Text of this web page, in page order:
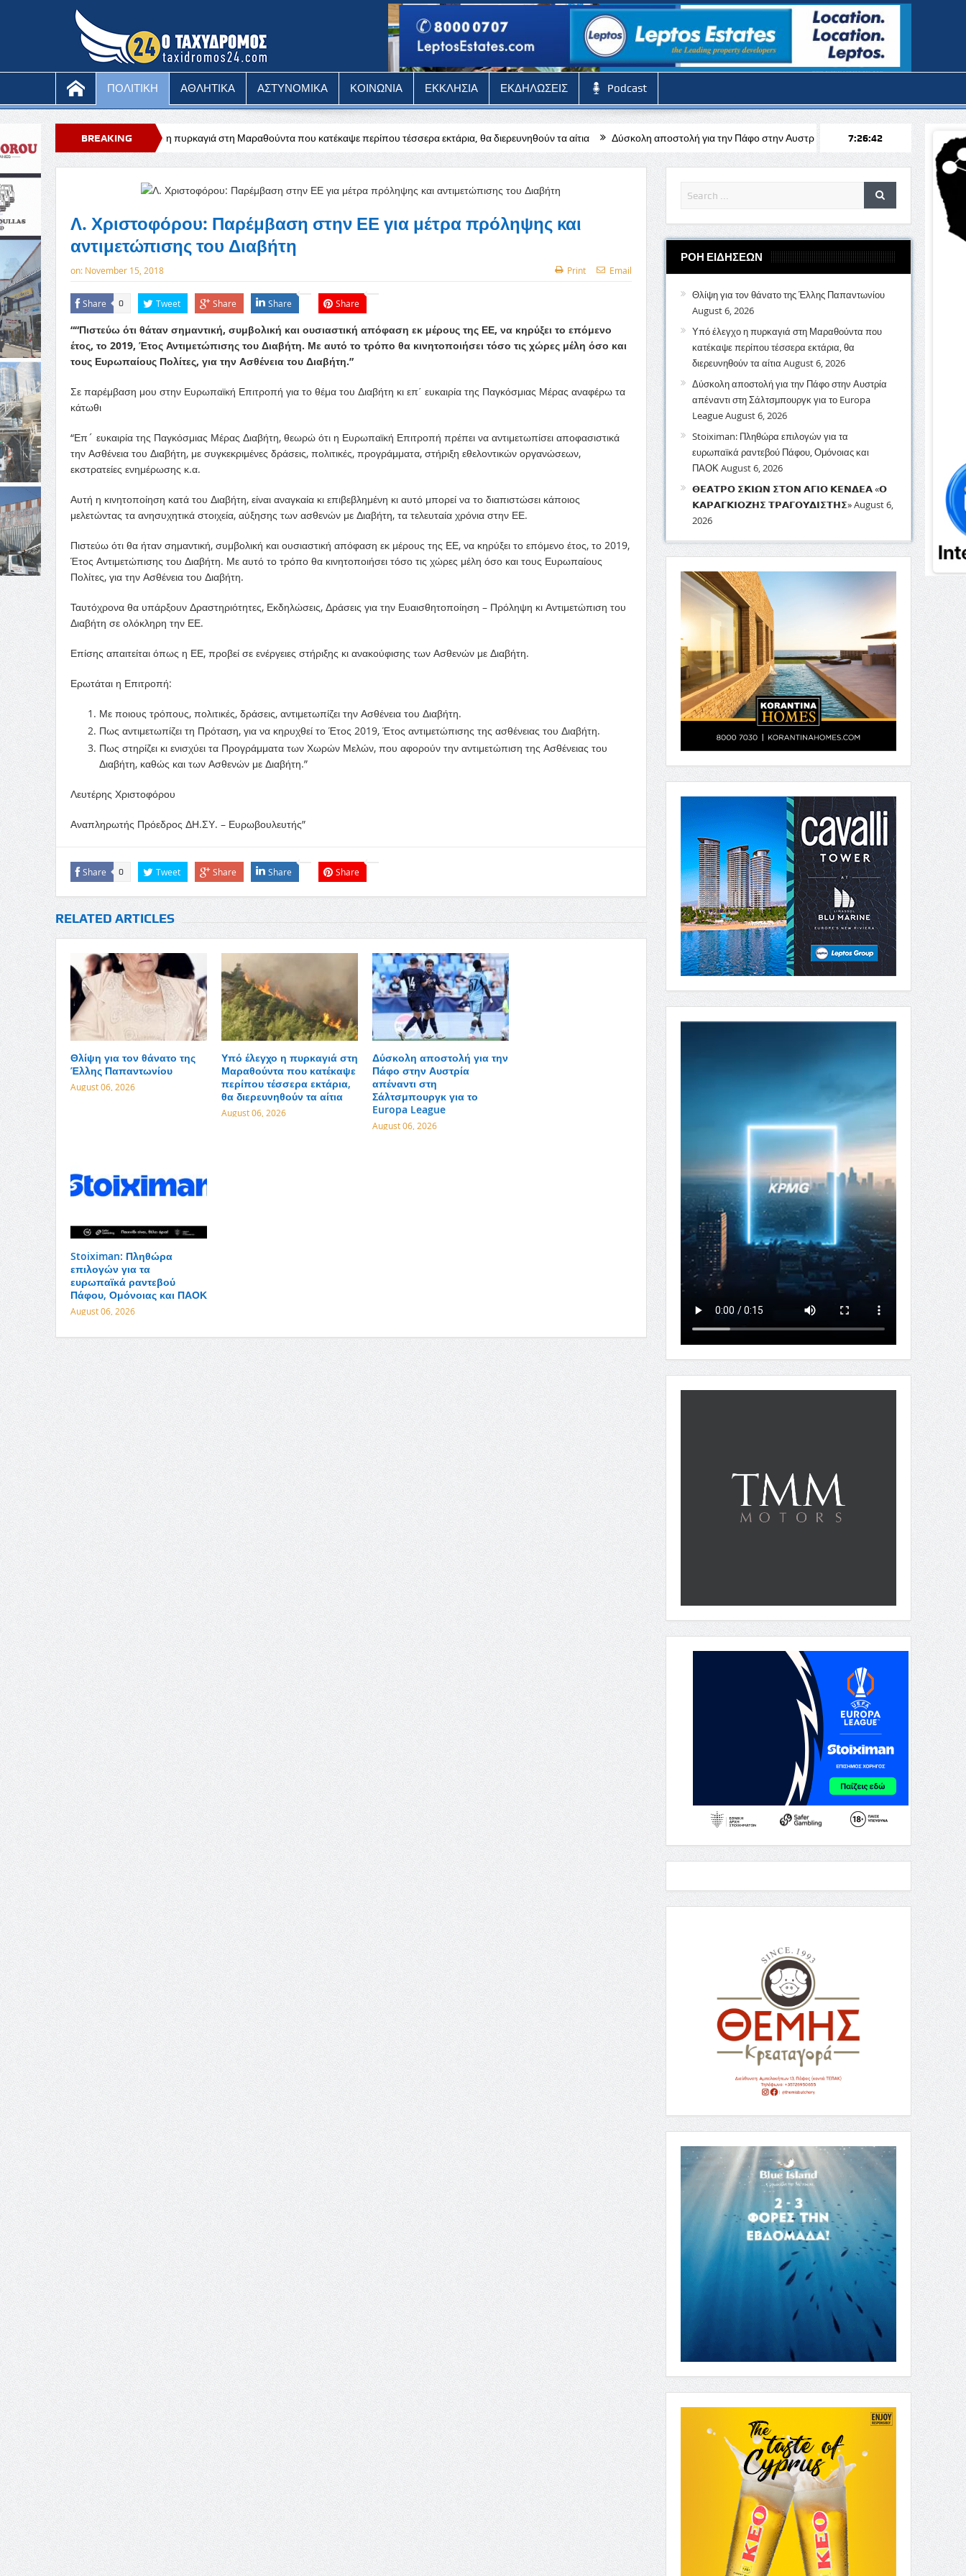
ΠΟΛΙΤΙΚΗ ΑΘΛΗΤΙΚΑ ΑΣΤΥΝΟΜΙΚΑ ΚΟΙΝΩΝΙΑ ΕΚΚΛΗΣΙΑ ΕΚΔΗΛΩΣΕΙΣ Podcast
BREAKING
NEWS
Υπό έλεγχο η πυρκαγιά στη Μαραθούντα που κατέκαψε περίπου τέσσερα εκτάρια, θα διερευνηθούν τα αίτια Δύσκολη αποστολή για την Πάφο στην Αυστρία απέναντι στη Σάλτσμπουργκ για το Europa League
7:26:43
Λ. Χριστοφόρου: Παρέμβαση στην ΕΕ για μέτρα πρόληψης και
αντιμετώπισης του Διαβήτη
on: November 15, 2018 Print Email
Share 0 Tweet Share Share Share
““Πιστεύω ότι θάταν σημαντική, συμβολική και ουσιαστική απόφαση εκ μέρους της ΕΕ, να κηρύξει το επόμενο
έτος, το 2019, Έτος Αντιμετώπισης του Διαβήτη. Με αυτό το τρόπο θα κινητοποιήσει τόσο τις χώρες μέλη όσο και
τους Ευρωπαίους Πολίτες, για την Ασθένεια του Διαβήτη.”
Σε παρέμβαση μου στην Ευρωπαϊκή Επιτροπή για το θέμα του Διαβήτη κι επ΄ ευκαιρία της Παγκόσμιας Μέρας αναφέρω τα
κάτωθι
“Επ´ ευκαιρία της Παγκόσμιας Μέρας Διαβήτη, θεωρώ ότι η Ευρωπαϊκή Επιτροπή πρέπει να αντιμετωπίσει αποφασιστικά
την Ασθένεια του Διαβήτη, με συγκεκριμένες δράσεις, πολιτικές, προγράμματα, στήριξη εθελοντικών οργανώσεων,
εκστρατείες ενημέρωσης κ.α.
Αυτή η κινητοποίηση κατά του Διαβήτη, είναι αναγκαία κι επιβεβλημένη κι αυτό μπορεί να το διαπιστώσει κάποιος
μελετώντας τα ανησυχητικά στοιχεία, αύξησης των ασθενών με Διαβήτη, τα τελευταία χρόνια στην ΕΕ.
Πιστεύω ότι θα ήταν σημαντική, συμβολική και ουσιαστική απόφαση εκ μέρους της ΕΕ, να κηρύξει το επόμενο έτος, το 2019,
Έτος Αντιμετώπισης του Διαβήτη. Με αυτό το τρόπο θα κινητοποιήσει τόσο τις χώρες μέλη όσο και τους Ευρωπαίους
Πολίτες, για την Ασθένεια του Διαβήτη.
Ταυτόχρονα θα υπάρξουν Δραστηριότητες, Εκδηλώσεις, Δράσεις για την Ευαισθητοποίηση – Πρόληψη κι Αντιμετώπιση του
Διαβήτη σε ολόκληρη την ΕΕ.
Επίσης απαιτείται όπως η ΕΕ, προβεί σε ενέργειες στήριξης κι ανακούφισης των Ασθενών με Διαβήτη.
Ερωτάται η Επιτροπή:
Με ποιους τρόπους, πολιτικές, δράσεις, αντιμετωπίζει την Ασθένεια του Διαβήτη.
Πως αντιμετωπίζει τη Πρόταση, για να κηρυχθεί το Έτος 2019, Έτος αντιμετώπισης της ασθένειας του Διαβήτη.
Πως στηρίζει κι ενισχύει τα Προγράμματα των Χωρών Μελών, που αφορούν την αντιμετώπιση της Ασθένειας του
Διαβήτη, καθώς και των Ασθενών με Διαβήτη.”
Λευτέρης Χριστοφόρου
Αναπληρωτής Πρόεδρος ΔΗ.ΣΥ. – Ευρωβουλευτής”
Share 0 Tweet Share Share Share
RELATED ARTICLES
Θλίψη για τον θάνατο της
Έλλης Παπαντωνίου
August 06, 2026
Υπό έλεγχο η πυρκαγιά στη
Μαραθούντα που κατέκαψε
περίπου τέσσερα εκτάρια,
θα διερευνηθούν τα αίτια
August 06, 2026
Δύσκολη αποστολή για την
Πάφο στην Αυστρία
απέναντι στη
Σάλτσμπουργκ για το
Europa League
August 06, 2026
Stoiximan: Πληθώρα
επιλογών για τα
ευρωπαϊκά ραντεβού
Πάφου, Ομόνοιας και ΠΑΟΚ
August 06, 2026
ΡΟΗ ΕΙΔΗΣΕΩΝ
Θλίψη για τον θάνατο της Έλλης Παπαντωνίου
August 6, 2026
Υπό έλεγχο η πυρκαγιά στη Μαραθούντα που
κατέκαψε περίπου τέσσερα εκτάρια, θα
διερευνηθούν τα αίτια August 6, 2026
Δύσκολη αποστολή για την Πάφο στην Αυστρία
απέναντι στη Σάλτσμπουργκ για το Europa
LeagueAugust 6, 2026
Stoiximan: Πληθώρα επιλογών για τα
ευρωπαϊκά ραντεβού Πάφου, Ομόνοιας και
ΠΑΟΚAugust 6, 2026
𝝝𝝚𝝖𝝩𝝦𝝤 𝝨𝝟𝝞𝝮𝝢 𝝨𝝩𝝤𝝢 𝝖𝝘𝝞𝝤 𝝟𝝚𝝢𝝙𝝚𝝖 «𝝤
𝝟𝝖𝝦𝝖𝝘𝝟𝝞𝝤𝝛𝝜𝝨 𝝩𝝦𝝖𝝘𝝤𝝪𝝙𝝞𝝨𝝩𝝜𝝨»August 6,
2026